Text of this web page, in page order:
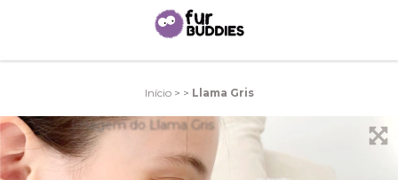
Início > > Llama Gris